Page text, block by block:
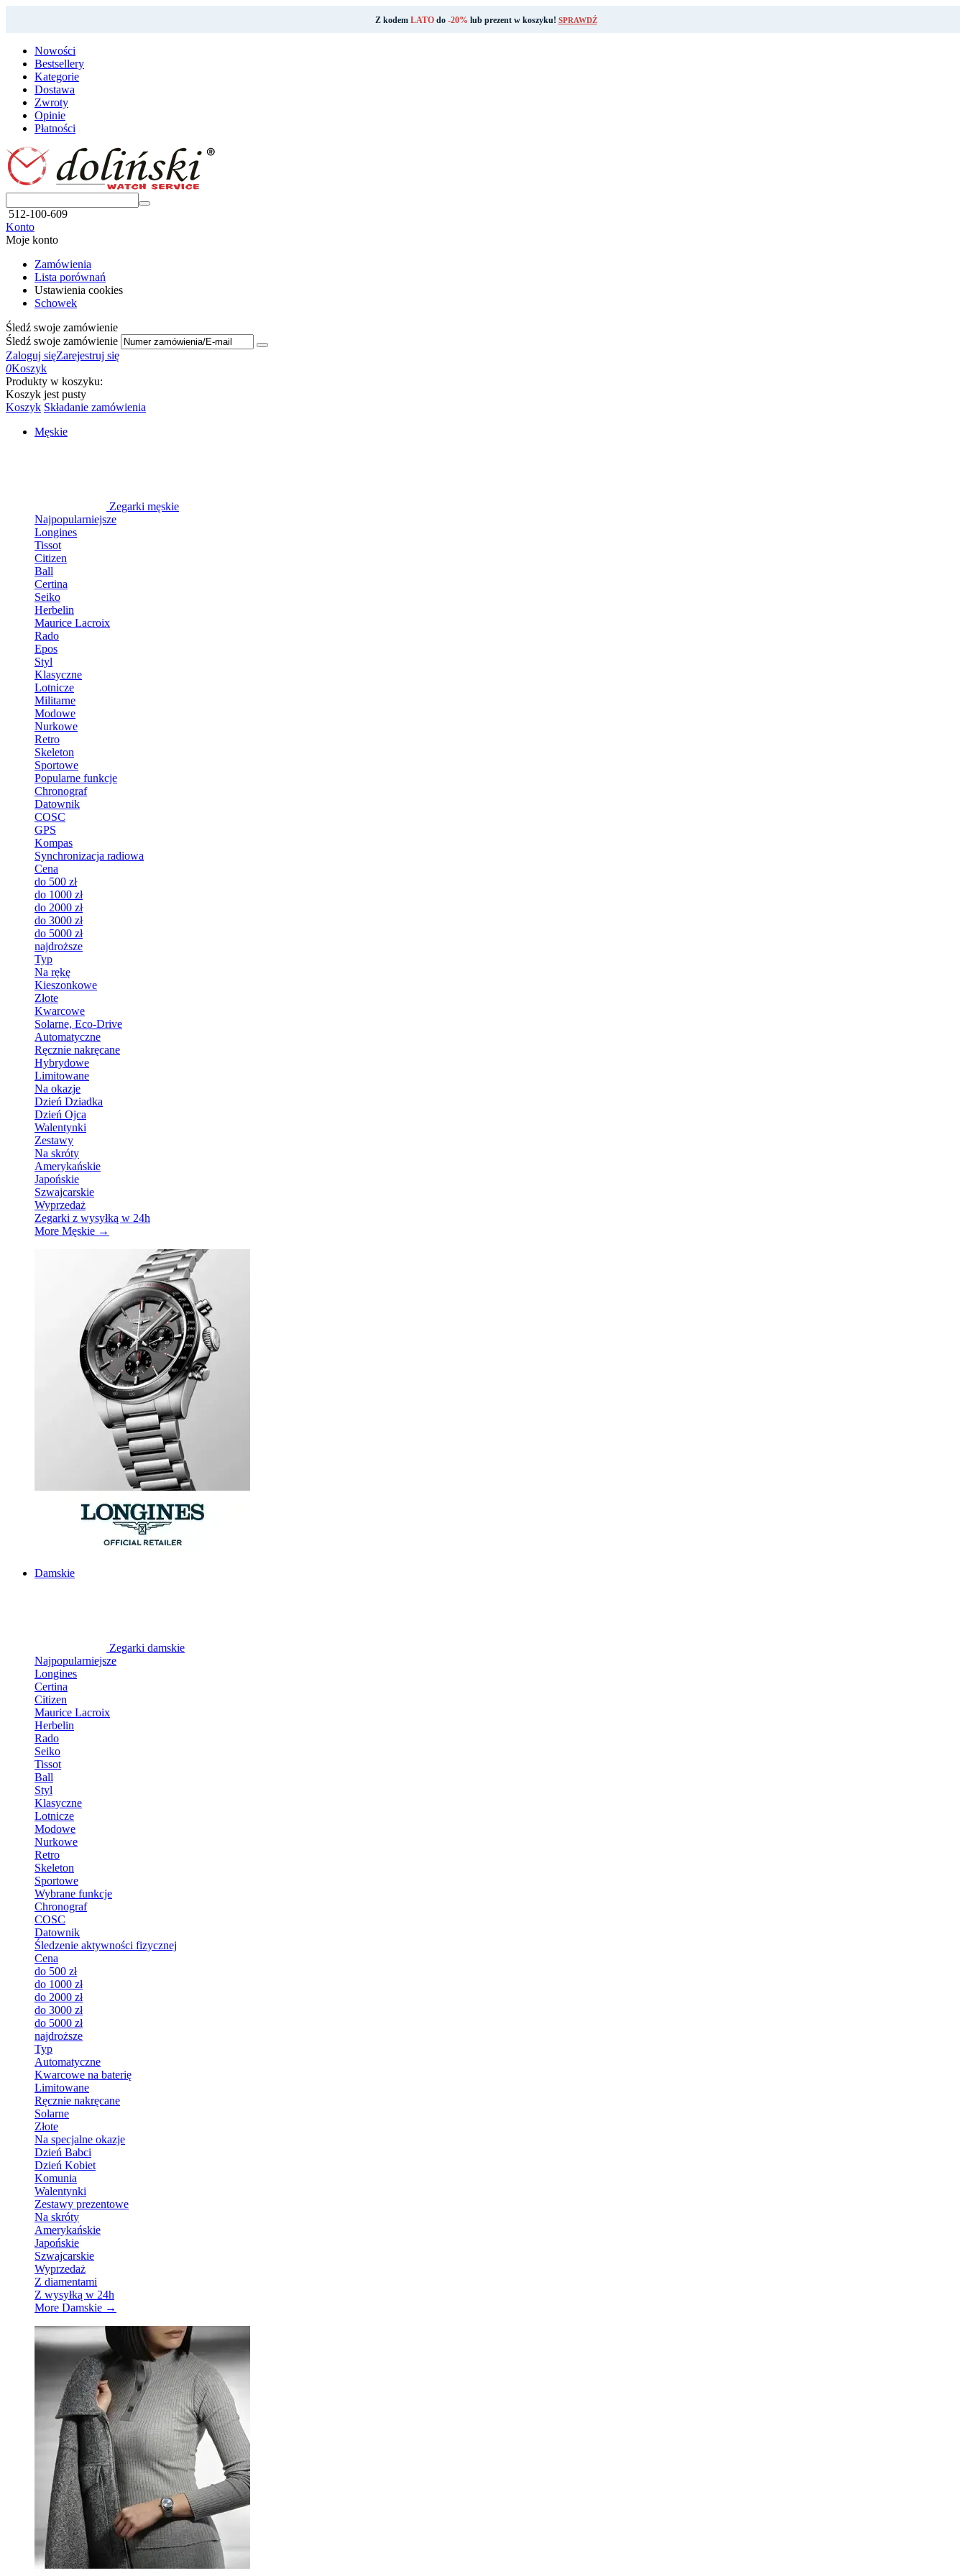
Z kodem LATOdo -20% lub prezent w koszyku! SPRAWDŹ
Nowości
Bestsellery
Kategorie
Dostawa
Zwroty
Opinie
Płatności
512-100-609
Konto
Moje konto
Zamówienia
Lista porównań
Ustawienia cookies
Schowek
Śledź swoje zamówienie
Śledź swoje zamówienie
Zaloguj sięZarejestruj się
0Koszyk
Produkty w koszyku:
Koszyk jest pusty
Koszyk Składanie zamówienia
Męskie
Zegarki męskie
Najpopularniejsze
Longines
Tissot
Citizen
Ball
Certina
Seiko
Herbelin
Maurice Lacroix
Rado
Epos
Styl
Klasyczne
Lotnicze
Militarne
Modowe
Nurkowe
Retro
Skeleton
Sportowe
Popularne funkcje
Chronograf
Datownik
COSC
GPS
Kompas
Synchronizacja radiowa
Cena
do 500 zł
do 1000 zł
do 2000 zł
do 3000 zł
do 5000 zł
najdroższe
Typ
Na rękę
Kieszonkowe
Złote
Kwarcowe
Solarne, Eco-Drive
Automatyczne
Ręcznie nakręcane
Hybrydowe
Limitowane
Na okazje
Dzień Dziadka
Dzień Ojca
Walentynki
Zestawy
Na skróty
Amerykańskie
Japońskie
Szwajcarskie
Wyprzedaż
Zegarki z wysyłką w 24h
More Męskie →
Damskie
Zegarki damskie
Najpopularniejsze
Longines
Certina
Citizen
Maurice Lacroix
Herbelin
Rado
Seiko
Tissot
Ball
Styl
Klasyczne
Lotnicze
Modowe
Nurkowe
Retro
Skeleton
Sportowe
Wybrane funkcje
Chronograf
COSC
Datownik
Śledzenie aktywności fizycznej
Cena
do 500 zł
do 1000 zł
do 2000 zł
do 3000 zł
do 5000 zł
najdroższe
Typ
Automatyczne
Kwarcowe na baterię
Limitowane
Ręcznie nakręcane
Solarne
Złote
Na specjalne okazje
Dzień Babci
Dzień Kobiet
Komunia
Walentynki
Zestawy prezentowe
Na skróty
Amerykańskie
Japońskie
Szwajcarskie
Wyprzedaż
Z diamentami
Z wysyłką w 24h
More Damskie →